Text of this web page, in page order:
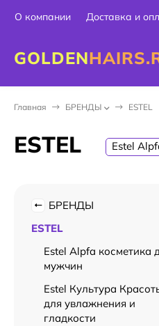
О компании Доставка и
GOLDEN
Главная БPEНДЫ ESTEL
ESTEL Estel
БPEНДЫ
ESTEL
Estel Alpfa косметика
мужчин
Estel Культура
для увлажнения и
гладкости